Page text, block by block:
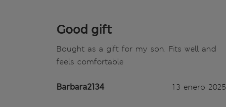
Good gift
Bought as a gift for my son. Fits well and
feels comfortable
Barbara2134 13 enero 2025